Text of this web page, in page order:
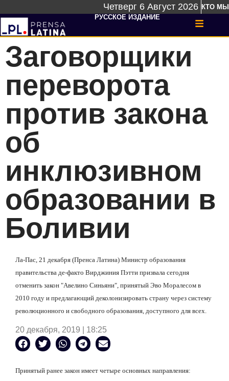
Четверг 6 Август 2026 КТО МЫ
РУССКОЕ ИЗДАНИЕ
Заговорщики
переворота
против закона
об
инклюзивном
образовании в
Боливии
Ла-Пас, 21 декабря (Пренса Латина) Министр образования
правительства де-факто Вирджиния Пэтти призвала сегодня
отменить закон "Авелино Синьяни", принятый Эво Моралесом в
2010 году и предлагающий деколонизировать страну через систему
революционного и свободного образования, доступного для всех.
20 декабря, 2019 | 18:25
Принятый ранее закон имеет четыре основных направления: